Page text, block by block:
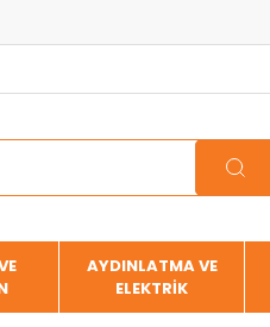
AYDINLATMA VE
ELEKTRİK